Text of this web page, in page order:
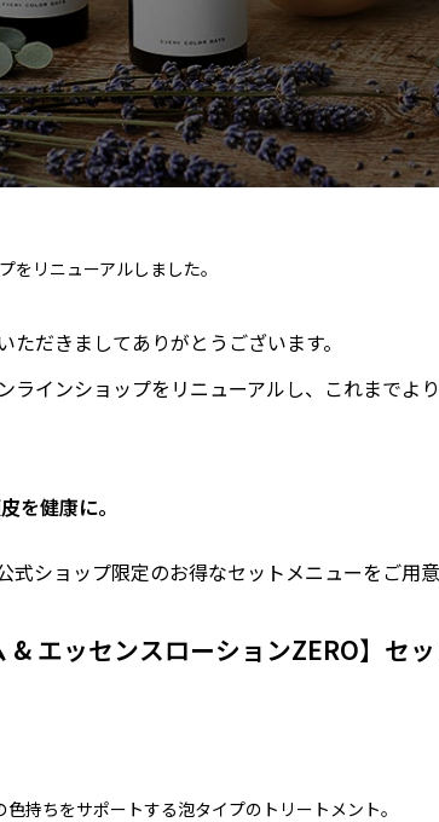
をリニューアルしました。
だきましてありがとうございます。
ラインショップをリニューアルし、これまでよ
を健康に。
ショップ限定のお得なセットメニューをご用意
& エッセンスローションZERO】セ
持ちをサポートする泡タイプのトリートメント。